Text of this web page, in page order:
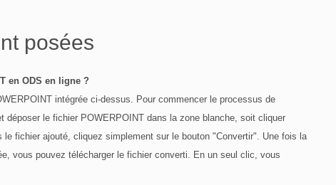
posées
en ODS en ligne ?
intégrée ci-dessus. Pour commencer le processus de
le fichier POWERPOINT dans la zone blanche, soit cliquer
fichier ajouté, cliquez simplement sur le bouton "Convertir". Une fois la
vous pouvez télécharger le fichier converti. En un seul clic, vous